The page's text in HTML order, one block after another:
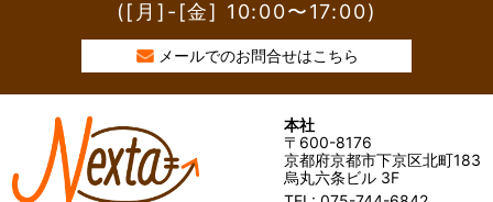
([月]-[金] 10:00〜17:00)
メールでのお問合せはこちら
本社
〒600-8176
京都府京都市下京区北町183
烏丸六条ビル 3F